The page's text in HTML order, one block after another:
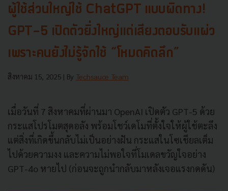
ผู้ใช้ส่วนใหญ่ใช้ ChatGPT แบบผิดทาง!
GPT-5 เปิดตัวยิ่งใหญ่แต่เสียงตอบรับแผ่ว
เพราะคนยังไม่รู้จักใช้ “โหมดคิดลึก”
สิงหาคม 15, 2025 | By Techsauce Team
เมื่อวันที่ 7 สิงหาคมที่ผ่านมา OpenAI เปิดตัว GPT-5 ด้วย
กระแสโปรโมตสุดอลัง พร้อมโชว์เดโมที่ตั้งใจให้ผู้ใช้ตะลึง
แต่สิ่งที่เกิดขึ้นกลับไม่เป็นอย่างฝัน กระแสในโซเชียลเต็ม
ไปด้วยความงง และความไม่พอใจที่โมเดลขวัญใจอย่าง
GPT-4o หายไป (ก่อนจะถูกนำกลับมาหลังเจอแรงกดดัน)